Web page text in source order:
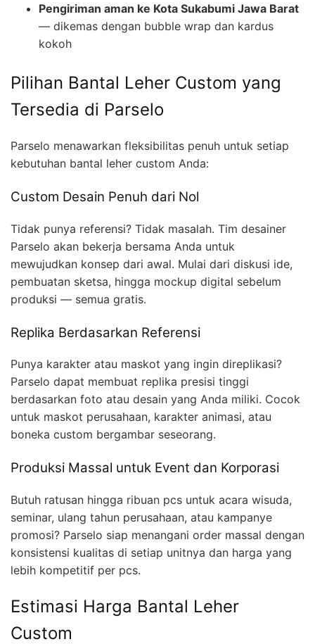
Pengiriman aman ke Kota Sukabumi Jawa Barat
— dikemas dengan bubble wrap dan kardus
kokoh
Pilihan Bantal Leher Custom yang
Tersedia di Parselo
Parselo menawarkan fleksibilitas penuh untuk setiap
kebutuhan bantal leher custom Anda:
Custom Desain Penuh dari Nol
Tidak punya referensi? Tidak masalah. Tim desainer
Parselo akan bekerja bersama Anda untuk
mewujudkan konsep dari awal. Mulai dari diskusi ide,
pembuatan sketsa, hingga mockup digital sebelum
produksi — semua gratis.
Replika Berdasarkan Referensi
Punya karakter atau maskot yang ingin direplikasi?
Parselo dapat membuat replika presisi tinggi
berdasarkan foto atau desain yang Anda miliki. Cocok
untuk maskot perusahaan, karakter animasi, atau
boneka custom bergambar seseorang.
Produksi Massal untuk Event dan Korporasi
Butuh ratusan hingga ribuan pcs untuk acara wisuda,
seminar, ulang tahun perusahaan, atau kampanye
promosi? Parselo siap menangani order massal dengan
konsistensi kualitas di setiap unitnya dan harga yang
lebih kompetitif per pcs.
Estimasi Harga Bantal Leher
Custom